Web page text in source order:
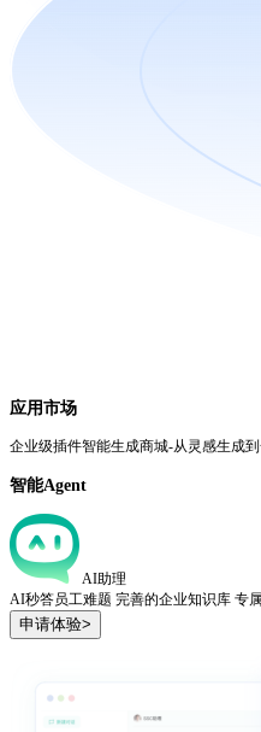
应用市场
企业级插件智能生成商城-从灵感生成
智能Agent
AI助理
AI秒答员工难题 完善的企业知识库 专
申请体验>